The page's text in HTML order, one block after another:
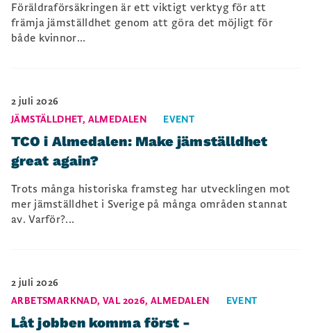
Föräldraförsäkringen är ett viktigt verktyg för att
främja jämställdhet genom att göra det möjligt för
både kvinnor...
2 juli 2026
JÄMSTÄLLDHET, ALMEDALEN EVENT
TCO i Almedalen: Make jämställdhet
great again?
Trots många historiska framsteg har utvecklingen mot
mer jämställdhet i Sverige på många områden stannat
av. Varför?...
2 juli 2026
ARBETSMARKNAD,VAL 2026,ALMEDALEN EVENT
Låt jobben komma först -